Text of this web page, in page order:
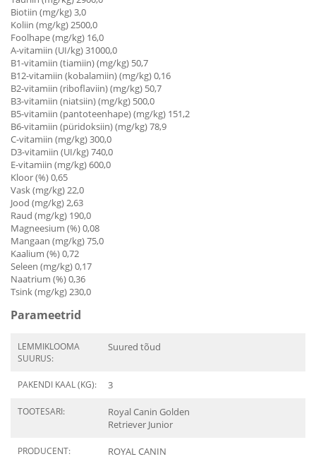
Biotiin (mg/kg) 3,0
Koliin (mg/kg) 2500,0
Foolhape (mg/kg) 16,0
A-vitamiin (UI/kg) 31000,0
B1-vitamiin (tiamiin) (mg/kg) 50,7
B12-vitamiin (kobalamiin) (mg/kg) 0,16
B2-vitamiin (riboflaviin) (mg/kg) 50,7
B3-vitamiin (niatsiin) (mg/kg) 500,0
B5-vitamiin (pantoteenhape) (mg/kg) 151,2
B6-vitamiin (püridoksiin) (mg/kg) 78,9
C-vitamiin (mg/kg) 300,0
D3-vitamiin (UI/kg) 740,0
E-vitamiin (mg/kg) 600,0
Kloor (%) 0,65
Vask (mg/kg) 22,0
Jood (mg/kg) 2,63
Raud (mg/kg) 190,0
Magneesium (%) 0,08
Mangaan (mg/kg) 75,0
Kaalium (%) 0,72
Seleen (mg/kg) 0,17
Naatrium (%) 0,36
Tsink (mg/kg) 230,0
Parameetrid
LEMMIKLOOMA
SUURUS:
Suured tõud
PAKENDI KAAL (KG): 3
TOOTESARI:
Royal Canin Golden
Retriever Junior
PRODUCENT: ROYAL CANIN